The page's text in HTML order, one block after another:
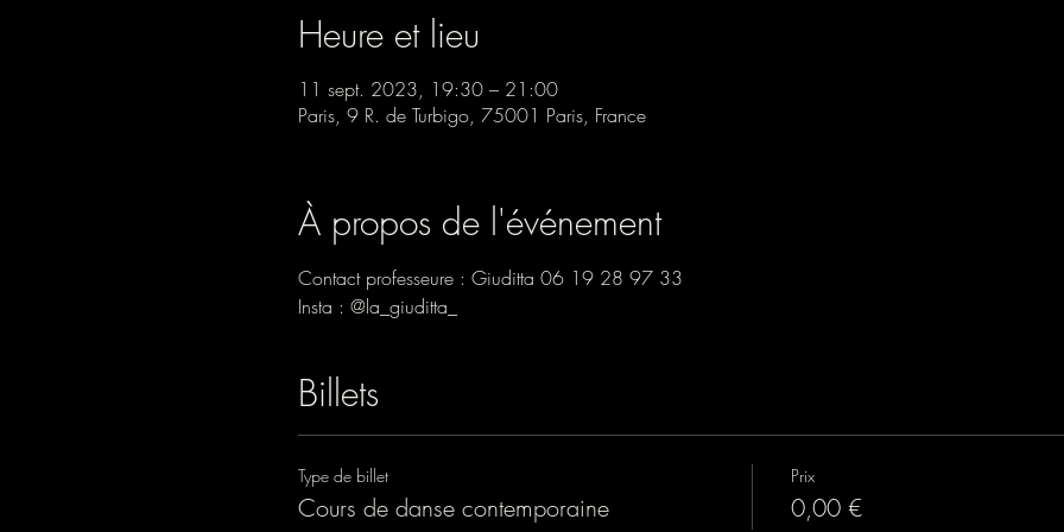
Heure et lieu
11 sept. 2023, 19:30 – 21:00
Paris, 9 R. de Turbigo, 75001 Paris, France
À propos de l'événement
Contact professeure : Giuditta 06 19 28 97 33
Insta : @la_giuditta_
Billets
Type de billet
Cours de danse contemporaine
Prix
0,00 €